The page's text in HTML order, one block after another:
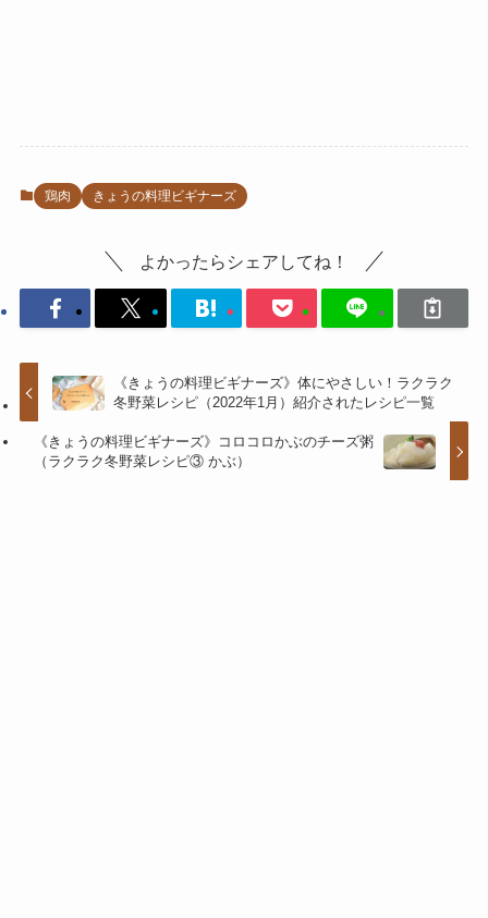
鶏肉 きょうの料理ビギナーズ
よかったらシェアしてね！
《きょうの料理ビギナーズ》体にやさしい！ラクラク
冬野菜レシピ（2022年1月）紹介されたレシピ一覧
《きょうの料理ビギナーズ》コロコロかぶのチーズ粥
（ラクラク冬野菜レシピ③ かぶ）